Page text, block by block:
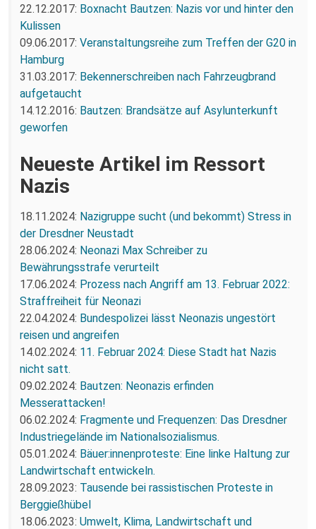
22.12.2017: Boxnacht Bautzen: Nazis vor und hinter den
Kulissen
09.06.2017: Veranstaltungsreihe zum Treffen der G20 in
Hamburg
31.03.2017: Bekennerschreiben nach Fahrzeugbrand
aufgetaucht
14.12.2016: Bautzen: Brandsätze auf Asylunterkunft
geworfen
Neueste Artikel im Ressort
Nazis
18.11.2024: Nazigruppe sucht (und bekommt) Stress in
der Dresdner Neustadt
28.06.2024: Neonazi Max Schreiber zu
Bewährungsstrafe verurteilt
17.06.2024: Prozess nach Angriff am 13. Februar 2022:
Straffreiheit für Neonazi
22.04.2024: Bundespolizei lässt Neonazis ungestört
reisen und angreifen
14.02.2024: 11. Februar 2024: Diese Stadt hat Nazis
nicht satt.
09.02.2024: Bautzen: Neonazis erfinden
Messerattacken!
06.02.2024: Fragmente und Frequenzen: Das Dresdner
Industriegelände im Nationalsozialismus.
05.01.2024: Bäuer:innenproteste: Eine linke Haltung zur
Landwirtschaft entwickeln.
28.09.2023: Tausende bei rassistischen Proteste in
Berggießhübel
18.06.2023: Umwelt, Klima, Landwirtschaft und